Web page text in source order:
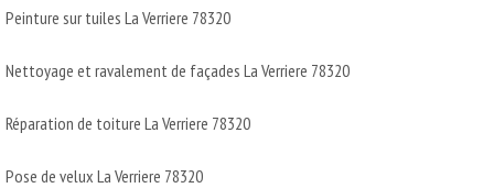
Peinture sur tuiles La Verriere 78320
Nettoyage et ravalement de façades La Verriere 78320
Réparation de toiture La Verriere 78320
Pose de velux La Verriere 78320